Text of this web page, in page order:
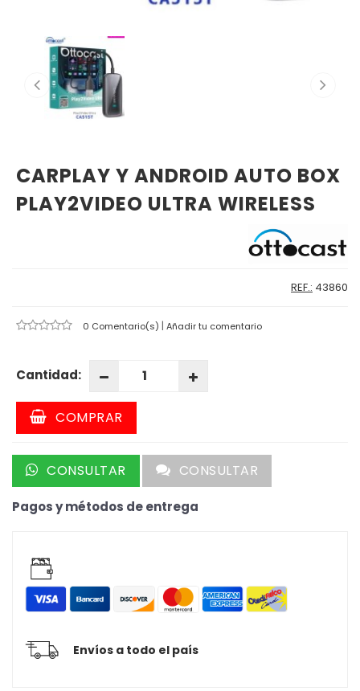
CARPLAY Y ANDROID AUTO BOX
PLAY2VIDEO ULTRA WIRELESS
REF.: 43860
0 Comentario(s) | Añadir tu comentario
Cantidad:
COMPRAR
CONSULTAR CONSULTAR
Pagos y métodos de entrega
Envíos a todo el país